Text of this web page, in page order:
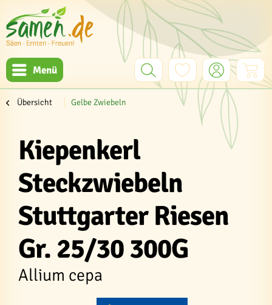
Menü
Übersicht Gelbe Zwiebeln
Kiepenkerl
Steckzwiebeln
Stuttgarter Riesen
Gr. 25/30 300G
Allium cepa